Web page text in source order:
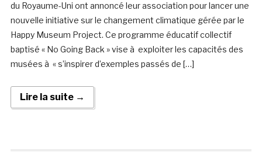
du Royaume-Uni ont annoncé leur association pour lancer une
nouvelle initiative sur le changement climatique gérée par le
Happy Museum Project. Ce programme éducatif collectif
baptisé « No Going Back » vise à exploiter les capacités des
musées à « s’inspirer d’exemples passés de […]
Lire la suite →